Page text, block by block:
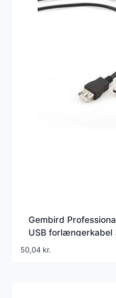
Gembird
USB forlængerkabel
50,04 kr.